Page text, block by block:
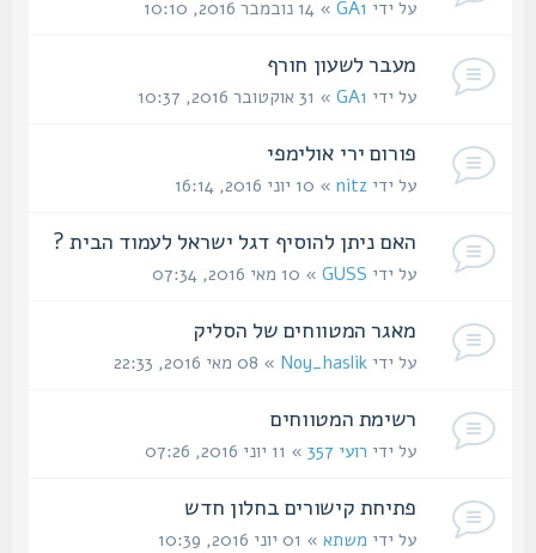
על ידיGA1 » 14 נובמבר 2016, 10:10
מעבר לשעון חורף
על ידיGA1 » 31 אוקטובר 2016, 10:37
פורום ירי אולימפי
על ידיnitz » 10 יוני 2016, 16:14
האם ניתן להוסיף דגל ישראל לעמוד הבית ?
על ידיGUSS» 10 מאי 2016, 07:34
מאגר המטווחים של הסליק
על ידיNoy_haslik» 08 מאי 2016, 22:33
רשימת המטווחים
על ידירועי 357 » 11 יוני 2016, 07:26
פתיחת קישורים בחלון חדש
על ידימשתא» 01 יוני 2016, 10:39